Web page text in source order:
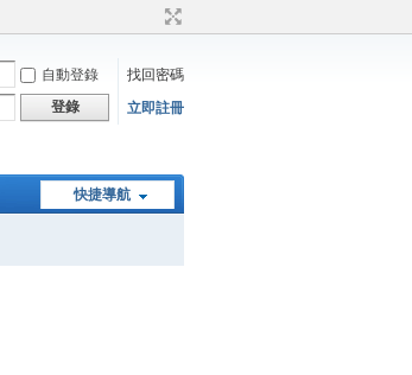
自動登錄
找回密碼
登錄 立即註冊
快捷導航